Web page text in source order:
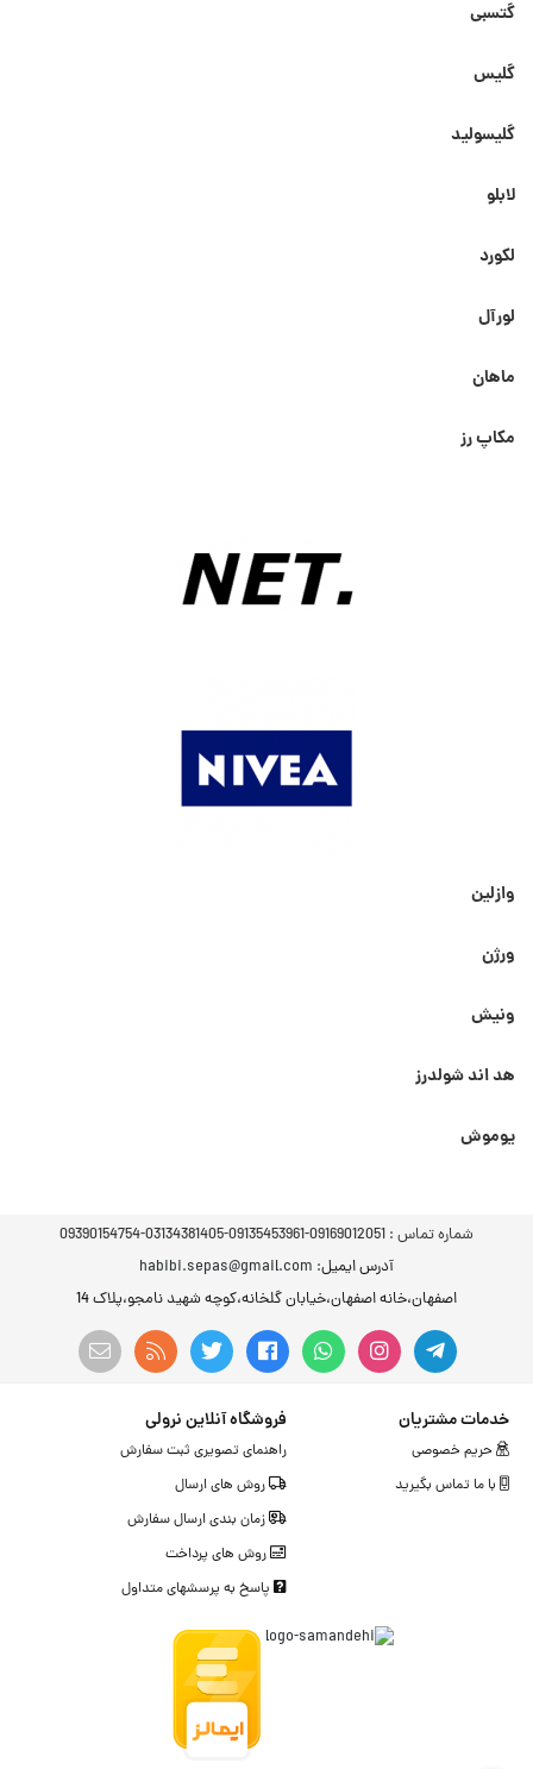
گتسبی
گلیس
گلیسولید
لابلو
لکورد
لورآل
ماهان
مکاپ رز
وازلین
ورژن
ونیش
هد اند شولدرز
یوموش
شماره تماس : 09169012051-09135453961-03134381405-09390154754
آدرس ایمیل: habibi.sepas@gmail.com
اصفهان،خانه اصفهان،خیابان گلخانه،کوچه شهید نامجو،پلاک 14
خدمات مشتریان
حریم خصوصی
با ما تماس بگیرید
فروشگاه آنلاین نرولی
راهنمای تصویری ثبت سفارش
روش های ارسال
زمان بندی ارسال سفارش
روش های پرداخت
پاسخ به پرسشهای متداول